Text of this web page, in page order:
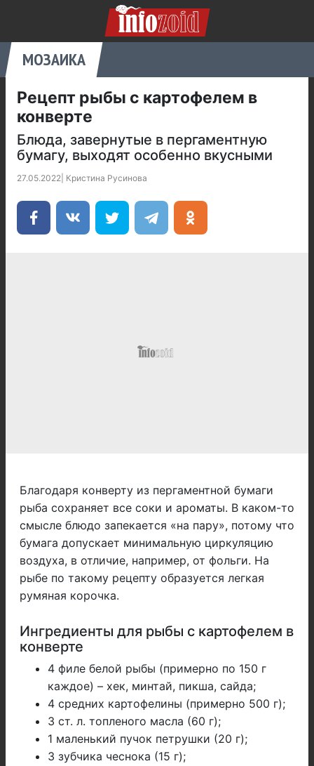
МОЗАИКА
Рецепт рыбы с картофелем в
конверте
Блюда, завернутые в пергаментную
бумагу, выходят особенно вкусными
27.05.2022 Кристина Русинова
Благодаря конверту из пергаментной бумаги
рыба сохраняет все соки и ароматы. В каком-то
смысле блюдо запекается «на пару», потому что
бумага допускает минимальную циркуляцию
воздуха, в отличие, например, от фольги. На
рыбе по такому рецепту образуется легкая
румяная корочка.
Ингредиенты для рыбы с картофелем в
конверте
4 филе белой рыбы (примерно по 150 г
каждое) – хек, минтай, пикша, сайда;
4 средних картофелины (примерно 500 г);
3 ст. л. топленого масла (60 г);
1 маленький пучок петрушки (20 г);
3 зубчика чеснока (15 г);